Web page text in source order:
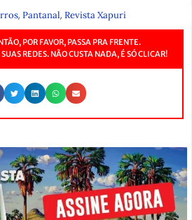
, Pantanal, Revista Xapuri
POR FAVOR, PASSA PRA FRENTE.
REDES. NÃO CUSTA NADA, É SÓ CLICAR!